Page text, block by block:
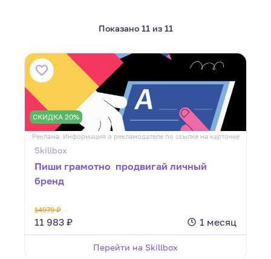
Показано 11 из 11
СКИДКА 20%
Реклама. Информация о рекламодателе по ссылке на карточке
Skillbox
Пиши грамотно  продвигай личный
бренд
14979 ₽
11 983 ₽ 1 месяц
Перейти на Skillbox